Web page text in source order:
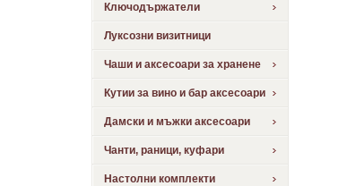
Ключодържатели
Луксозни визитници
Чаши и аксесоари за хранене
Кутии за вино и бар аксесоари
Дамски и мъжки аксесоари
Чанти, раници, куфари
Настолни комплекти